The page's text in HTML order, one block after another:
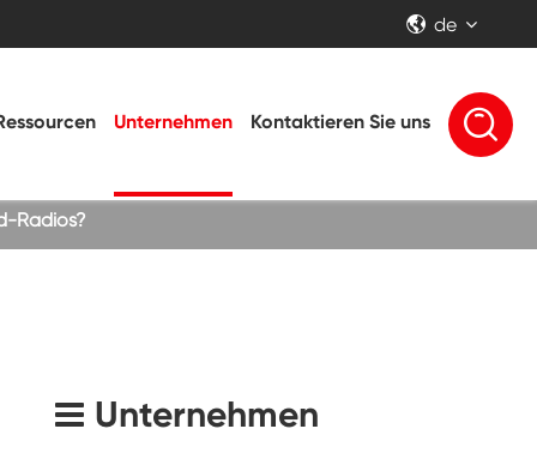
 de
Unternehmen Kontaktieren Sie uns 
Radios?
Unternehmen